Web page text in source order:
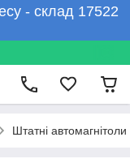
- склад 17522
Штатні автомагнітоли